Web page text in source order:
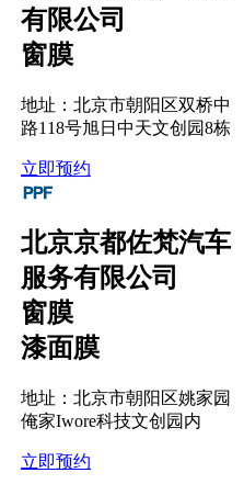
有限公司
窗膜
地址：北京市朝阳区双桥中
路118号旭日中天文创园8栋
立即预约
北京京都佐梵汽车
服务有限公司
窗膜
漆面膜
地址：北京市朝阳区姚家园
俺家Iwore科技文创园内
立即预约